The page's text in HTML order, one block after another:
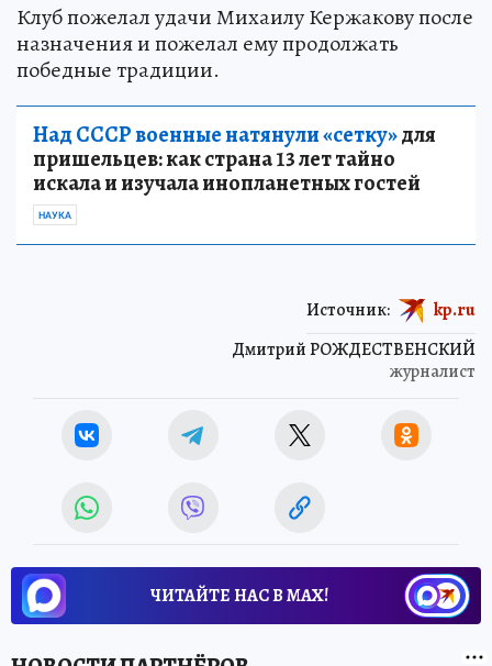
Клуб пожелал удачи Михаилу Кержакову после
назначения и пожелал ему продолжать
победные традиции.
Над СССР военные натянули «сетку»для
пришельцев: как страна 13 лет тайно
искала и изучала инопланетных гостей
НАУКА
Дмитрий РОЖДЕСТВЕНСКИЙ
журналист
Источник: kp.ru
ЧИТАЙТЕ НАС В МАХ!